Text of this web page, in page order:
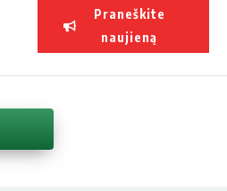
Praneškite
naujieną